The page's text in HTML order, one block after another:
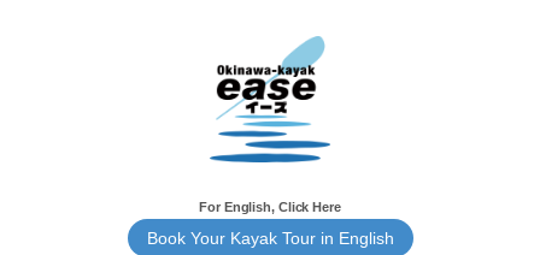
For English, Click Here
Book Your Kayak Tour in English